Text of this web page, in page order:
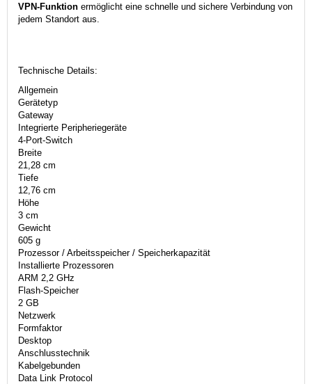
VPN-Funktion ermöglicht eine schnelle und sichere Verbindung von
jedem Standort aus.
Technische Details:
Allgemein
Gerätetyp
Gateway
Integrierte Peripheriegeräte
4-Port-Switch
Breite
21,28 cm
Tiefe
12,76 cm
Höhe
3 cm
Gewicht
605 g
Prozessor / Arbeitsspeicher / Speicherkapazität
Installierte Prozessoren
ARM 2,2 GHz
Flash-Speicher
2 GB
Netzwerk
Formfaktor
Desktop
Anschlusstechnik
Kabelgebunden
Data Link Protocol